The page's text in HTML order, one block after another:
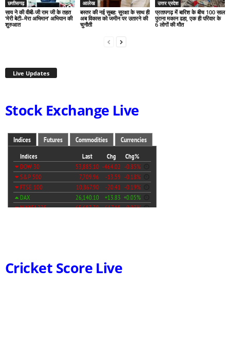
छत्तीसगढ़
साय ने की वीबी-जी राम जी के तहत
‘मेरी बेटी–मेरा अभिमान’ अभियान की
शुरुआत
आलेख
बस्तर की नई सुबह: सुरक्षा के साथ ही
अब विकास को जमीन पर उतारने की
चुनौती
उत्तर प्रदेश
प्रतापगढ़ में बारिश के बीच 100 साल
पुराना मकान ढहा, एक ही परिवार के
6 लोगों की मौत
Live Updates
Stock Exchange Live
Cricket Score Live